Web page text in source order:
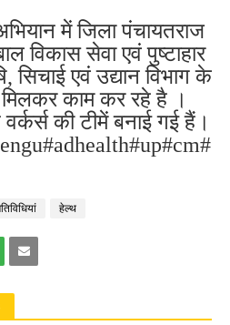
में जिला पंचायतराज
विकास सेवा एवं पुष्टाहार
सिचाई एवं उद्यान विभाग के
मिलकर काम कर रहे है ।
की टीमें बनाई गई हैं।
हेल्थ